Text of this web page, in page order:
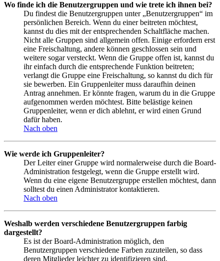
Wo finde ich die Benutzergruppen und wie trete ich ihnen bei?
Du findest die Benutzergruppen unter „Benutzergruppen“ im
persönlichen Bereich. Wenn du einer beitreten möchtest,
kannst du dies mit der entsprechenden Schaltfläche machen.
Nicht alle Gruppen sind allgemein offen. Einige erfordern erst
eine Freischaltung, andere können geschlossen sein und
weitere sogar versteckt. Wenn die Gruppe offen ist, kannst du
ihr einfach durch die entsprechende Funktion beitreten;
verlangt die Gruppe eine Freischaltung, so kannst du dich für
sie bewerben. Ein Gruppenleiter muss daraufhin deinen
Antrag annehmen. Er könnte fragen, warum du in die Gruppe
aufgenommen werden möchtest. Bitte belästige keinen
Gruppenleiter, wenn er dich ablehnt, er wird einen Grund
dafür haben.
Nach oben
Wie werde ich Gruppenleiter?
Der Leiter einer Gruppe wird normalerweise durch die Board-
Administration festgelegt, wenn die Gruppe erstellt wird.
Wenn du eine eigene Benutzergruppe erstellen möchtest, dann
solltest du einen Administrator kontaktieren.
Nach oben
Weshalb werden verschiedene Benutzergruppen farbig
dargestellt?
Es ist der Board-Administration möglich, den
Benutzergruppen verschiedene Farben zuzuteilen, so dass
deren Mitglieder leichter zu identifizieren sind.